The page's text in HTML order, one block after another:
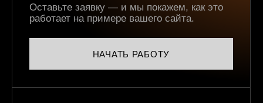
Оставьте заявку — и мы покажем, как это
работает на примере вашего сайта.
НАЧАТЬ РАБОТУ